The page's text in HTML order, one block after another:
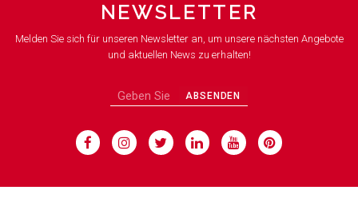
NEWSLETTER
Melden Sie sich für unseren Newsletter an, um unsere nächsten Angebote
und aktuellen News zu erhalten!
ABSENDEN